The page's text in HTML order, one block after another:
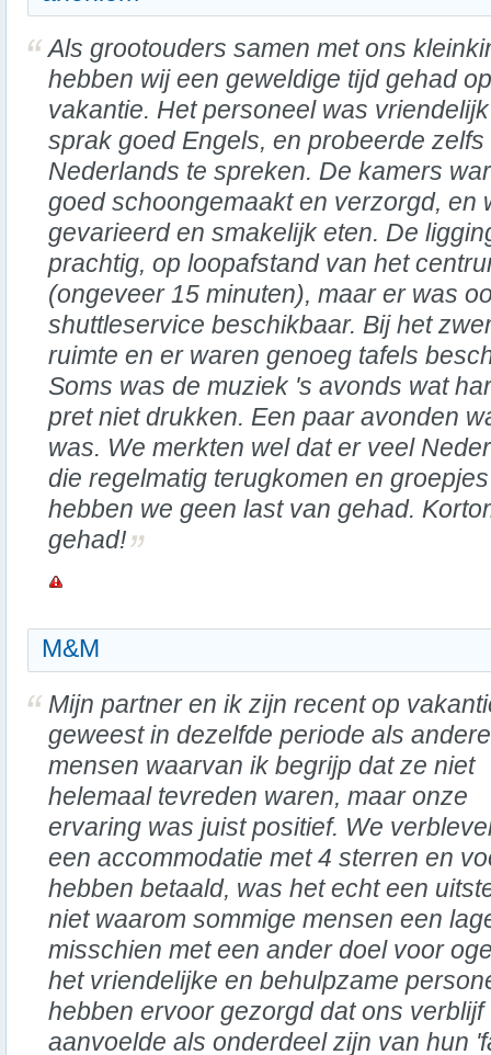
Als grootouders samen met ons
hebben wij een geweldige tijd gehad op
vakantie. Het personeel was
sprak goed Engels, en probeerde zelfs
Nederlands te spreken. De kamers
goed schoongemaakt en verzorgd, en
gevarieerd en smakelijk eten. De
prachtig, op loopafstand van het
(ongeveer 15 minuten), maar er was
shuttleservice beschikbaar. Bij het
ruimte en er waren genoeg tafels
Soms was de muziek 's avonds wat
pret niet drukken. Een paar avonden
was. We merkten wel dat er veel
die regelmatig terugkomen en
hebben we geen last van gehad.
gehad!
M&M
Mijn partner en ik zijn recent op
geweest in dezelfde periode als andere
mensen waarvan ik begrijp dat ze niet
helemaal tevreden waren, maar onze
ervaring was juist positief. We
een accommodatie met 4 sterren en
hebben betaald, was het echt een
niet waarom sommige mensen een
misschien met een ander doel voor
het vriendelijke en behulpzame
hebben ervoor gezorgd dat ons
aanvoelde als onderdeel zijn van hun